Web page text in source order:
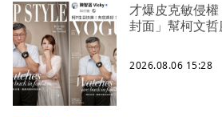
才爆皮克敏侵
封面」幫柯文
2026.08.06 15:28